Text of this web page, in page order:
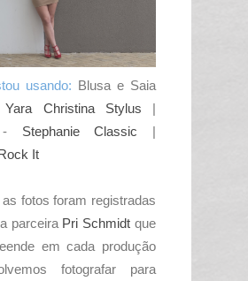
usando: Blusa e Saia
Yara Christina Stylus |
- Stephanie Classic |
It
as fotos foram registradas
parceira Pri Schmidt que
em cada produção
fotografar para